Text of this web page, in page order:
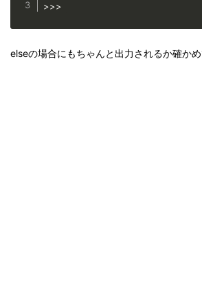
>>>
elseの場合にもちゃんと出力されるか確かめ